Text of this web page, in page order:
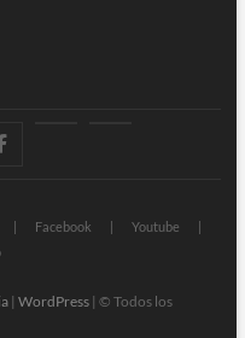
Facebook
Facebook
Youtube
| WordPress| © Todos los